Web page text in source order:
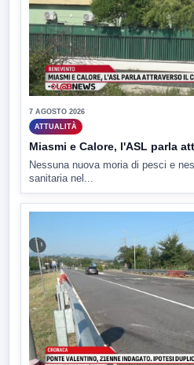
7 AGOSTO 2026
ATTUALITÀ
Miasmi e Calore, l'ASL parla
Nessuna nuova moria di pesci e
sanitaria nel...